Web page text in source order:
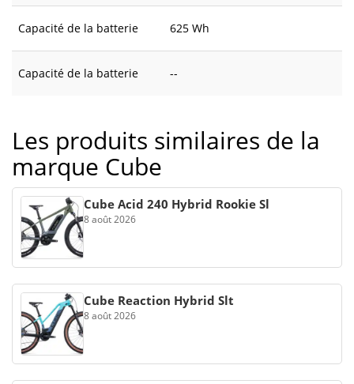
Capacité de la batterie 625 Wh
Capacité de la batterie --
Les produits similaires de la
marque Cube
Cube Acid 240 Hybrid Rookie Sl
8 août 2026
Cube Reaction Hybrid Slt
8 août 2026